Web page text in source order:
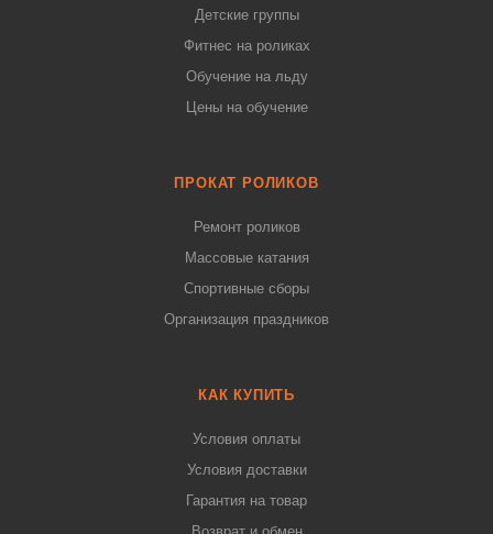
Детские группы
Фитнес на роликах
Обучение на льду
Цены на обучение
ПРОКАТ РОЛИКОВ
Ремонт роликов
Массовые катания
Спортивные сборы
Организация праздников
КАК КУПИТЬ
Условия оплаты
Условия доставки
Гарантия на товар